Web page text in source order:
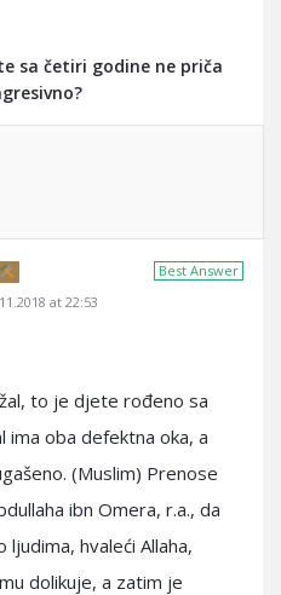
sa četiri godine ne priča
Best Answer
at 22:53
to je djete rođeno sa
ima oba defektna oka, a
(Muslim) Prenose
ibn Omera, r.a., da
ljudima, hvaleći Allaha,
dolikuje, a zatim je